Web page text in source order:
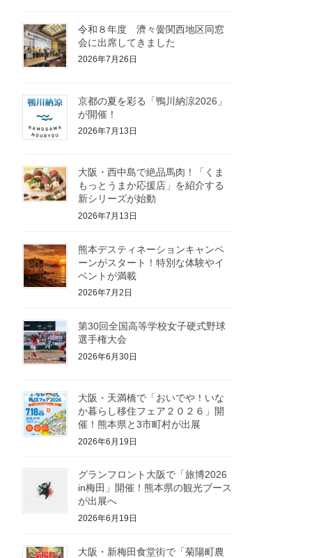
令和８年度 濟々黌関西地区同窓
会に出席してきました
2026年7月26日
京都の夏を彩る「鴨川納涼2026」
が開催！
2026年7月13日
大阪・西中島で絶品馬肉！「くま
もっとうまか応援店」を紹介する
新シリーズが始動
2026年7月13日
熊本デスティネーションキャンペ
ーンがスタート！特別な体験やイ
ベントが満載
2026年7月2日
第30回全国高等学校女子硬式野球
選手権大会
2026年6月30日
大阪・天満橋で「おいでや！いな
か暮らし移住フェア２０２６」開
催！熊本県と3市町村が出展
2026年6月19日
グランフロント大阪で「旅博2026
in梅田」開催！熊本県の観光ブース
が出展へ
2026年6月19日
大阪・新梅田食堂街で「菊陽町農